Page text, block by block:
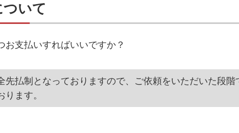
いて
お支払いすればいいですか？
先払制となっておりますので、ご依頼をいただいた段階
ります。